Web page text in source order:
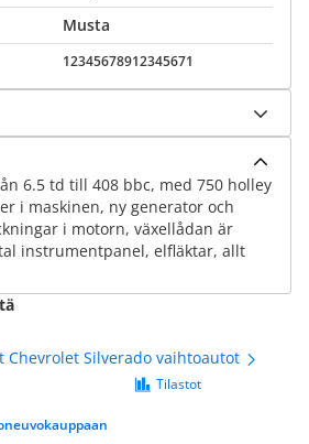
Musta
12345678912345671
6.5 td till 408 bbc, med 750 holley
i maskinen, ny generator och
i motorn, växellådan är
instrumentpanel, elfläktar, allt
Chevrolet Silverado vaihtoautot
Tilastot